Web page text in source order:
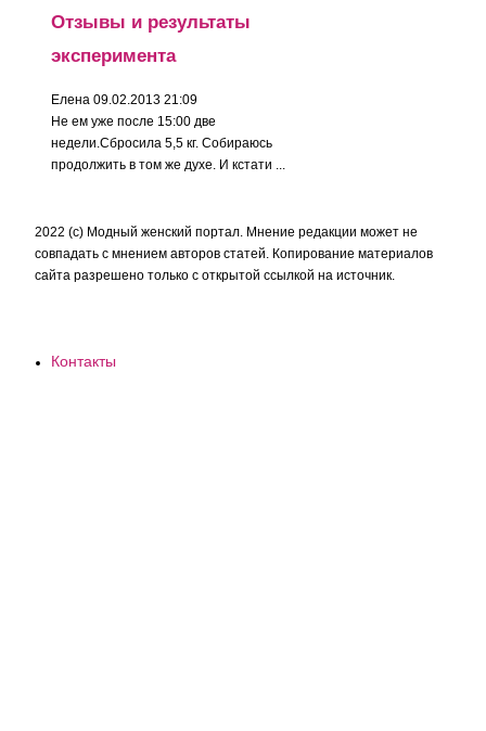
Отзывы и результаты
эксперимента
Елена 09.02.2013 21:09
Не ем уже после 15:00 две
недели.Сбросила 5,5 кг. Собираюсь
продолжить в том же духе. И кстати ...
2022 (c) Модный женский портал. Мнение редакции может не
совпадать с мнением авторов статей. Копирование материалов
сайта разрешено только с открытой ссылкой на источник.
Контакты